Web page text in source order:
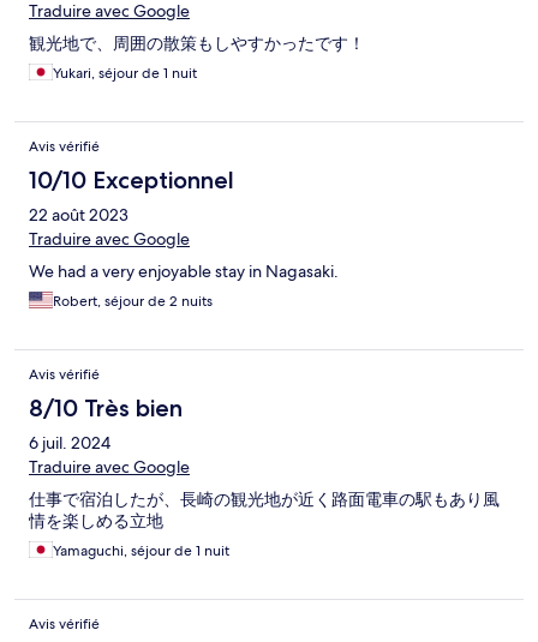
Traduire avec Google
観光地で、周囲の散策もしやすかったです！
Yukari, séjour de 1 nuit
Avis vérifié
10/10 Exceptionnel
22 août 2023
Traduire avec Google
We had a very enjoyable stay in Nagasaki.
Robert, séjour de 2 nuits
Avis vérifié
8/10 Très bien
6 juil. 2024
Traduire avec Google
仕事で宿泊したが、長崎の観光地が近く路面電車の駅もあり風
情を楽しめる立地
Yamaguchi, séjour de 1 nuit
Avis vérifié